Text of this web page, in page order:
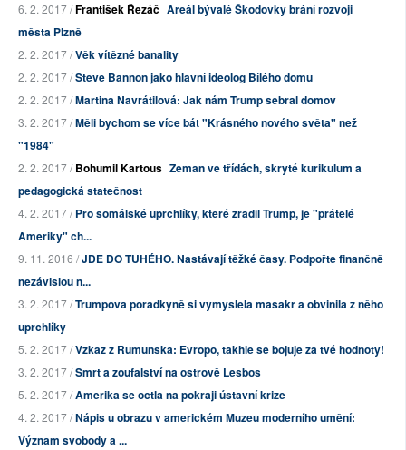
6. 2. 2017 /František Řezáč Areál bývalé Škodovky brání rozvoji
města Plzně
2. 2. 2017 /Věk vítězné banality
2. 2. 2017 /Steve Bannon jako hlavní ideolog Bílého domu
2. 2. 2017 /Martina Navrátilová: Jak nám Trump sebral domov
3. 2. 2017 /Měli bychom se více bát "Krásného nového světa" než
"1984"
2. 2. 2017 /Bohumil Kartous Zeman ve třídách, skryté kurikulum a
pedagogická statečnost
4. 2. 2017 /Pro somálské uprchlíky, které zradil Trump, je "přátelé
Ameriky" ch...
9. 11. 2016 /JDE DO TUHÉHO. Nastávají těžké časy. Podpořte finančně
nezávislou n...
3. 2. 2017 /Trumpova poradkyně si vymyslela masakr a obvinila z něho
uprchlíky
5. 2. 2017 /Vzkaz z Rumunska: Evropo, takhle se bojuje za tvé hodnoty!
3. 2. 2017 /Smrt a zoufalství na ostrově Lesbos
5. 2. 2017 /Amerika se octla na pokraji ústavní krize
4. 2. 2017 /Nápis u obrazu v americkém Muzeu moderního umění:
Význam svobody a ...